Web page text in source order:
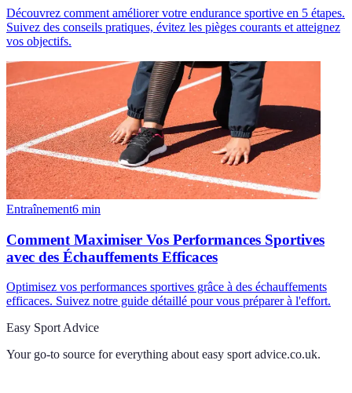
Découvrez comment améliorer votre endurance sportive en 5 étapes.
Suivez des conseils pratiques, évitez les pièges courants et atteignez
vos objectifs.
Entraînement6 min
Comment Maximiser Vos Performances Sportives
avec des Échauffements Efficaces
Optimisez vos performances sportives grâce à des échauffements
efficaces. Suivez notre guide détaillé pour vous préparer à l'effort.
Easy Sport Advice
Your go-to source for everything about easy sport advice.co.uk.